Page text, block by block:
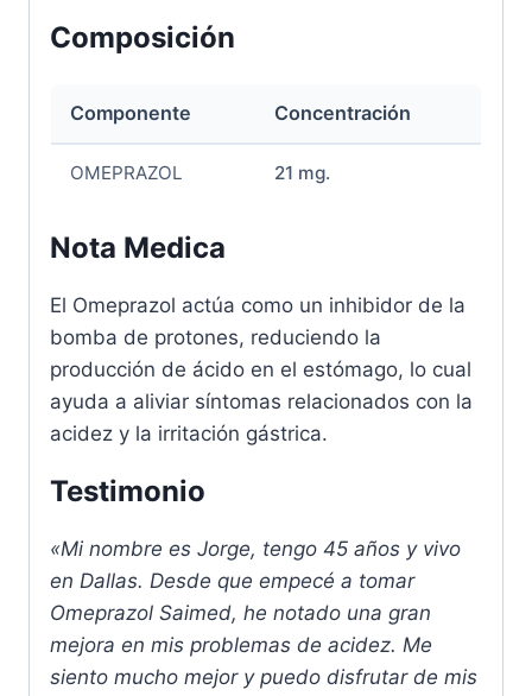
Composición
Componente Concentración
OMEPRAZOL 21 mg.
Nota Medica
El Omeprazol actúa como un inhibidor de la
bomba de protones, reduciendo la
producción de ácido en el estómago, lo cual
ayuda a aliviar síntomas relacionados con la
acidez y la irritación gástrica.
Testimonio
«Mi nombre es Jorge, tengo 45 años y vivo
en Dallas. Desde que empecé a tomar
Omeprazol Saimed, he notado una gran
mejora en mis problemas de acidez. Me
siento mucho mejor y puedo disfrutar de mis